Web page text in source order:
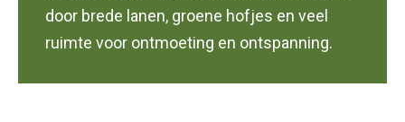
door brede lanen, groene hofjes en veel
ruimte voor ontmoeting en ontspanning.